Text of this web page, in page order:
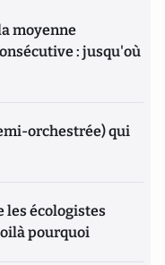
moyenne
: jusqu'où
orchestrée) qui
les écologistes
pourquoi